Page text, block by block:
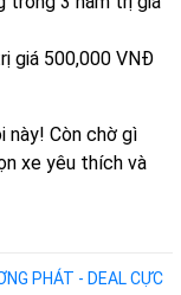
giá 500,000 VNĐ
này! Còn chờ gì
xe yêu thích và
PHÁT - DEAL CỰC